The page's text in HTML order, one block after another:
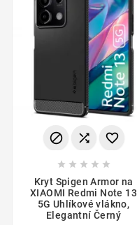
  
    
Kryt Spigen Armor na
XIAOMI Redmi Note 13
5G Uhlíkové vlákno,
Elegantní Černý